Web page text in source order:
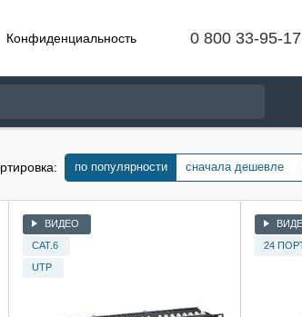
Конфиденциальность
0 800 33-95-17
по популярности сначала дешевле
ВИДЕО
CAT.6
UTP
24